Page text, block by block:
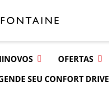
OFERTAS
SEU CONFORT DRIVE